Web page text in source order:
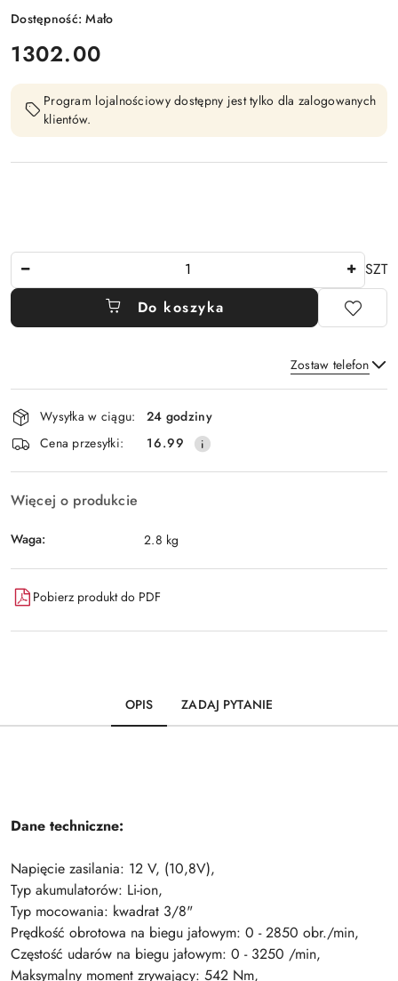
Dostępność:Mało
cena:
1302.00
Program lojalnościowy dostępny jest tylko dla zalogowanych
klientów.
SZT
Do koszyka
Zostaw telefon
Wyślij
Dostępność
i
dostawa
Wysyłka w ciągu:
24 godziny
Cena przesyłki:
16.99
Więcej o produkcie
Waga: 2.8 kg
Pobierz produkt do PDF
OPIS ZADAJ PYTANIE
Dane techniczne:
Napięcie zasilania: 12 V, (10,8V),
Typ akumulatorów: Li-ion,
Typ mocowania: kwadrat 3/8"
Prędkość obrotowa na biegu jałowym: 0 - 2850 obr./min,
Częstość udarów na biegu jałowym: 0 - 3250 /min,
Maksymalny moment zrywający: 542 Nm,